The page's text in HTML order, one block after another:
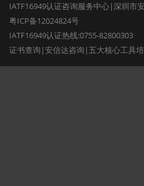
IATF16949认证咨询服务中心|深圳市
粤ICP备12024824号
IATF16949认证热线:0755-82800303
证书查询 |安信达咨询 | 五大核心工具培